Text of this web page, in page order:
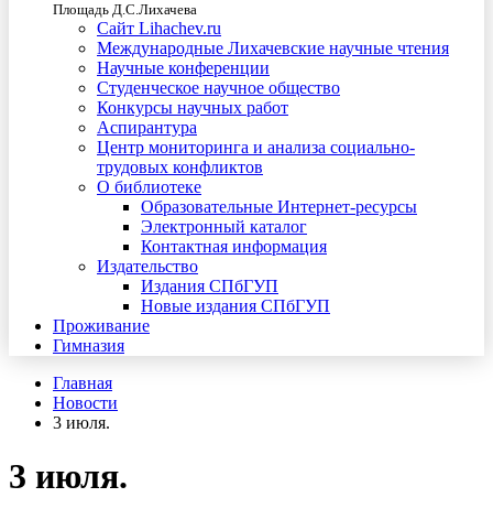
Площадь Д.С.Лихачева
Сайт Lihachev.ru
Международные Лихачевские научные чтения
Научные конференции
Студенческое научное общество
Конкурсы научных работ
Аспирантура
Центр мониторинга и анализа социально-
трудовых конфликтов
О библиотеке
Образовательные Интернет-ресурсы
Электронный каталог
Контактная информация
Издательство
Издания СПбГУП
Новые издания СПбГУП
Проживание
Гимназия
Главная
Новости
3 июля.
3 июля.